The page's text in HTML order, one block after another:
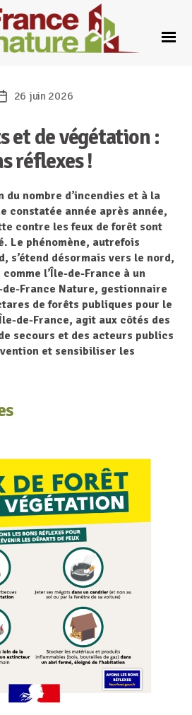
France
26 juin 2026
et de végétation :
réflexes!
du nombre d’incendies et à la
constatée année après année,
contre les feux de forêt sont
Le phénomène, autrefois
s’étend désormais vers le nord,
l’Île-de-France à un
France Nature, gestionnaire
de forêts publiques pour le
de-France, agit aux côtés des
secours et des acteurs publics
et sensibiliser les